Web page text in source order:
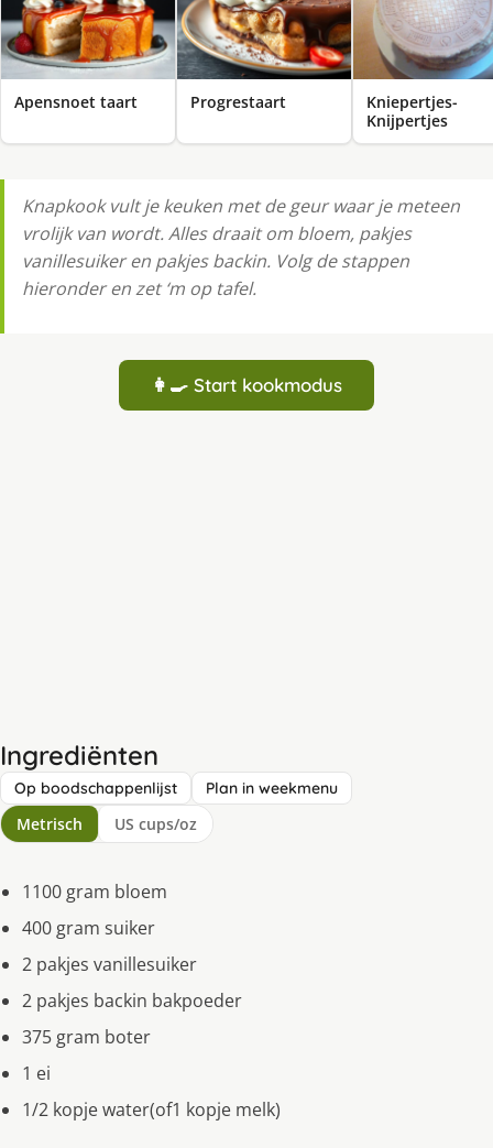
Apensnoet taart Progrestaart
Kniepertjes-
Knijpertjes
Knapkook vult je keuken met de geur waar je meteen
vrolijk van wordt. Alles draait om bloem, pakjes
vanillesuiker en pakjes backin. Volg de stappen
hieronder en zet ‘m op tafel.
👩‍🍳 Start kookmodus
Ingrediënten
Op boodschappenlijst Plan in weekmenu
Metrisch US cups/oz
1100 gram bloem
400 gram suiker
2 pakjes vanillesuiker
2 pakjes backin bakpoeder
375 gram boter
1 ei
1/2 kopje water(of1 kopje melk)